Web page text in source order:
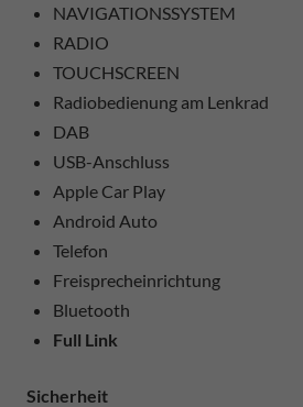
NAVIGATIONSSYSTEM
RADIO
TOUCHSCREEN
Radiobedienung am Lenkrad
DAB
USB-Anschluss
Apple Car Play
Android Auto
Telefon
Freisprecheinrichtung
Bluetooth
Full Link
Sicherheit